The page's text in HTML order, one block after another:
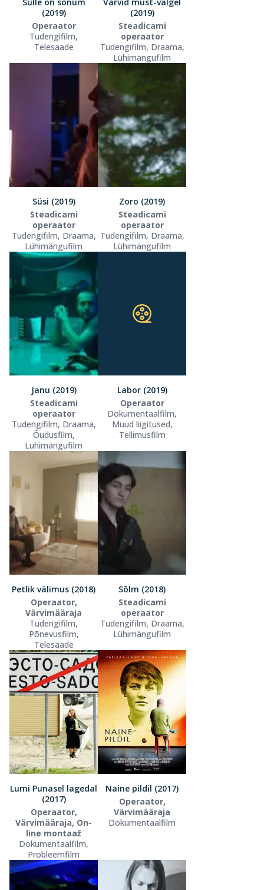
(2019)
Operaator
Tudengifilm,
Telesaade
(2019)
Steadicami
operaator
Tudengifilm, Draama,
Lühimängufilm
Süsi (2019)
Steadicami
operaator
Tudengifilm, Draama,
Lühimängufilm
Zoro (2019)
Steadicami
operaator
Tudengifilm, Draama,
Lühimängufilm
Janu (2019)
Steadicami
operaator
Tudengifilm, Draama,
Õudusfilm,
Lühimängufilm
Labor (2019)
Operaator
Dokumentaalfilm,
Muud liigitused,
Tellimusfilm
Petlik välimus (2018)
Operaator,
Värvimääraja
Tudengifilm,
Põnevusfilm,
Telesaade
Sõlm (2018)
Steadicami
operaator
Tudengifilm, Draama,
Lühimängufilm
Lumi Punasel lagedal
(2017)
Operaator,
Värvimääraja, On-
line montaaž
Dokumentaalfilm,
Probleemfilm
Naine pildil (2017)
Operaator,
Värvimääraja
Dokumentaalfilm